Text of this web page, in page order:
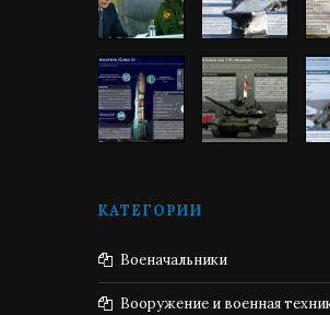
КАТЕГОРИИ
Военачальники
Вооружение и военная